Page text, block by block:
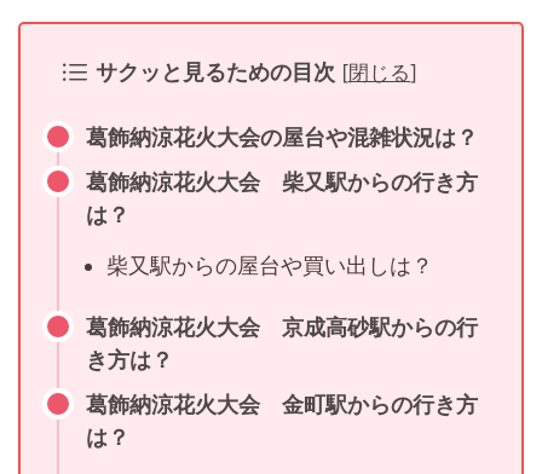
サクッと見るための目次 [閉じる]
葛飾納涼花火大会の屋台や混雑状況は？
葛飾納涼花火大会 柴又駅からの行き方
は？
柴又駅からの屋台や買い出しは？
葛飾納涼花火大会 京成高砂駅からの行
き方は？
葛飾納涼花火大会 金町駅からの行き方
は？